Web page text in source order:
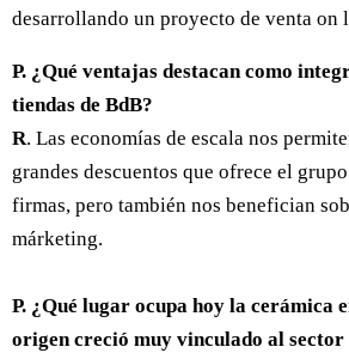
desarrollando un proyecto de venta on
P. ¿Qué ventajas destacan como
tiendas de BdB?
R. Las economías de escala nos
grandes descuentos que ofrece el
firmas, pero también nos benefician
márketing.
P. ¿Qué lugar ocupa hoy la cerámica
origen creció muy vinculado al